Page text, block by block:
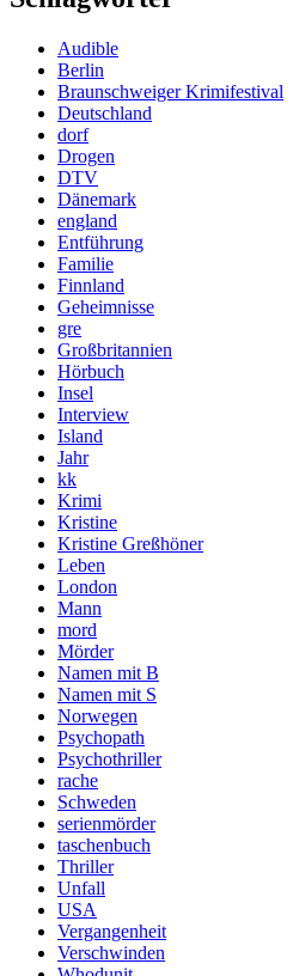
Audible
Berlin
Braunschweiger Krimifestival
Deutschland
dorf
Drogen
DTV
Dänemark
england
Entführung
Familie
Finnland
Geheimnisse
gre
Großbritannien
Hörbuch
Insel
Interview
Island
Jahr
kk
Krimi
Kristine
Kristine Greßhöner
Leben
London
Mann
mord
Mörder
Namen mit B
Namen mit S
Norwegen
Psychopath
Psychothriller
rache
Schweden
serienmörder
taschenbuch
Thriller
Unfall
USA
Vergangenheit
Verschwinden